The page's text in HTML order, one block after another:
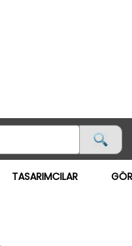
TASARIMCILAR